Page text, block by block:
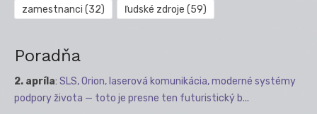
zamestnanci (32) ľudské zdroje (59)
Poradňa
2. apríla: SLS, Orion, laserová komunikácia, moderné systémy
podpory života — toto je presne ten futuristický b...